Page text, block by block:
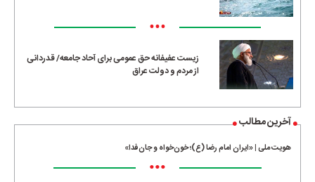
•••
زیست عفیفانه حق عمومی برای آحاد جامعه/ قدردانی
از مردم و دولت عراق
آخرین مطالب
هویت ملی | «ایران امام رضا (ع)؛ خون‌خواه و جان‌فدا»
•••